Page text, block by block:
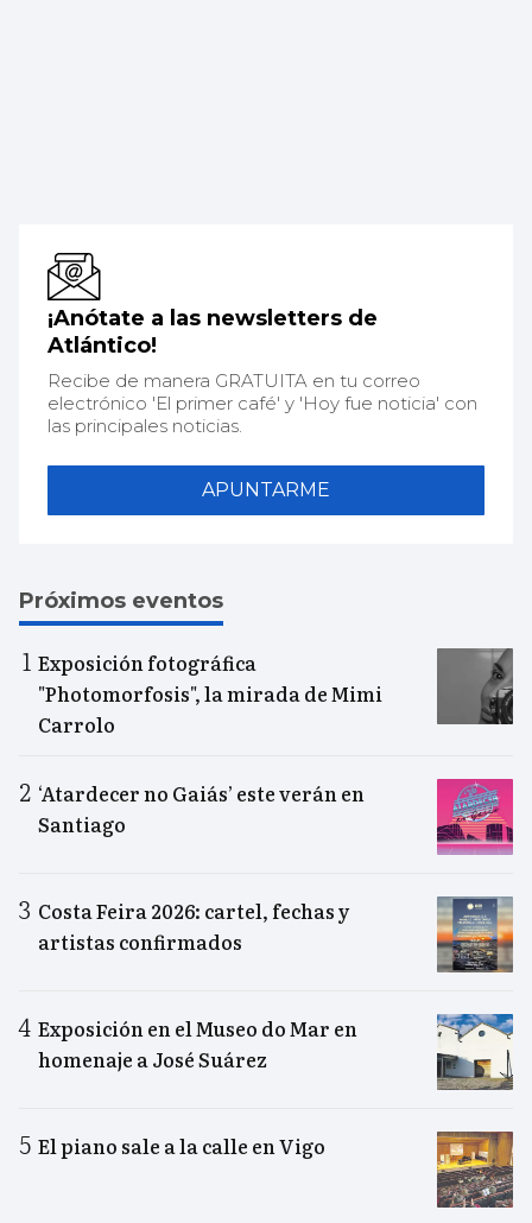
¡Anótate a las newsletters de
Atlántico!
Recibe de manera GRATUITA en tu correo
electrónico 'El primer café' y 'Hoy fue noticia' con
las principales noticias.
APUNTARME
Próximos eventos
Exposición fotográfica
"Photomorfosis", la mirada de Mimi
Carrolo
‘Atardecer no Gaiás’ este verán en
Santiago
Costa Feira 2026: cartel, fechas y
artistas confirmados
Exposición en el Museo do Mar en
homenaje a José Suárez
El piano sale a la calle en Vigo